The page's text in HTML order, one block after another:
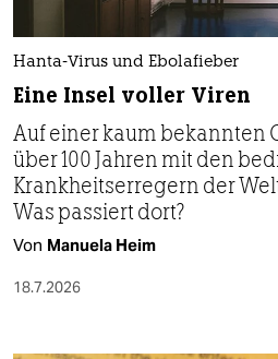
Hanta-Virus und Ebolafieber
Eine Insel voller Viren
Auf einer kaum bekannten
über 100 Jahren mit den
Krankheitserregern der
Was passiert dort?
Von Manuela Heim
18.7.2026